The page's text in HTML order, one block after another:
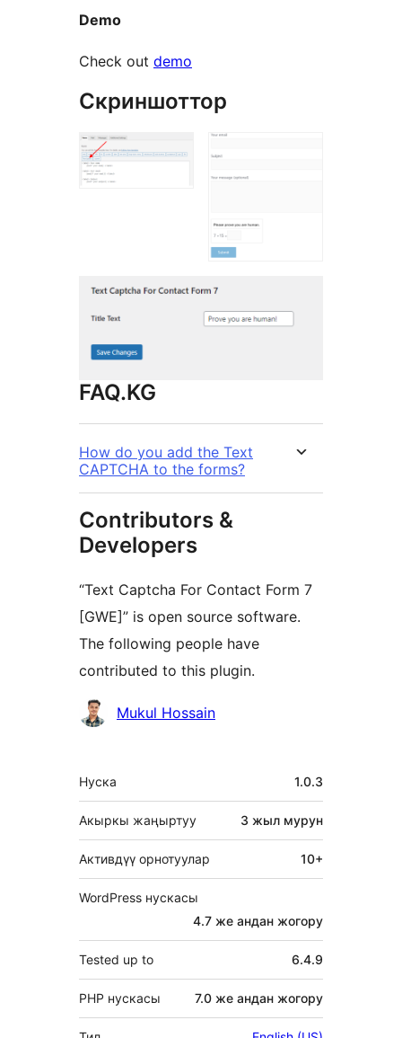
Demo
Check out demo
Скриншоттор
FAQ.KG
How do you add the Text
CAPTCHA to the forms?
Contributors &
Developers
“Text Captcha For Contact Form 7
[GWE]” is open source software.
The following people have
contributed to this plugin.
МүчөлөрүMukul Hossain
Мета
Нуска 1.0.3
Акыркы жаңыртуу 3 жыл мурун
Активдүү орнотуулар 10+
WordPress нускасы
4.7 же андан жогору
Tested up to 6.4.9
PHP нускасы 7.0 же андан жогору